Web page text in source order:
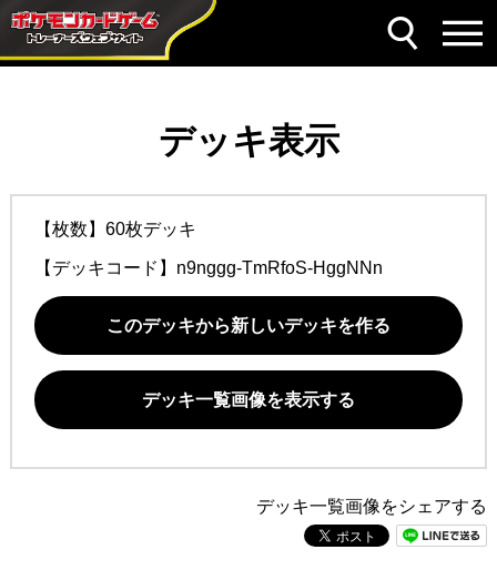
デッキ表示
【枚数】60枚デッキ
【デッキコード】 n9nggg-TmRfoS-HggNNn
このデッキから新しいデッキを作る
デッキ一覧画像を表示する
デッキ一覧画像をシェアする